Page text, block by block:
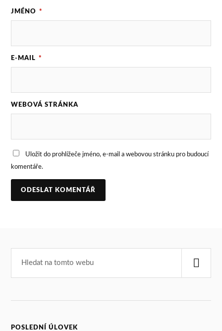
JMÉNO *
E-MAIL *
WEBOVÁ STRÁNKA
Uložit do prohlížeče jméno, e-mail a webovou stránku pro budoucí
komentáře.
POSLEDNÍ ÚLOVEK